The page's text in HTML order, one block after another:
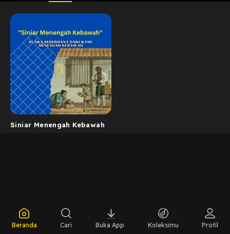
Siniar Menengah Kebawah
Beranda Cari Buka App Koleksimu Profil